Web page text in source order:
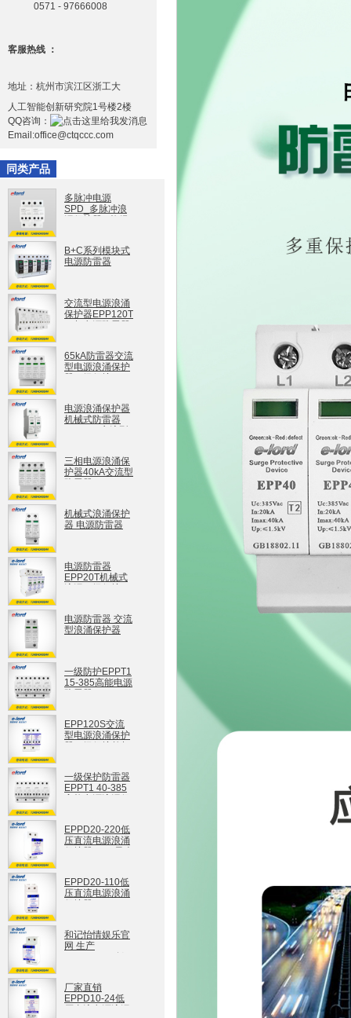
0571 - 97666008
客服热线 ：
地址：杭州市滨江区浙工大
人工智能创新研究院1号楼2楼
QQ咨询：
Email:office@ctqccc.com
同类产品
多脉冲电源
SPD_多脉冲浪
WPPM40系列
B+C系列模块式
电源防雷器
交流型电源浪涌
保护器EPP120T
65kA防雷器交流
型电源浪涌保护
电源浪涌保护器
机械式防雷器
三相电源浪涌保
护器40kA交流型
机械式浪涌保护
器 电源防雷器
电源防雷器
EPP20T机械式
电源防雷器 交流
型浪涌保护器
一级防护EPPT1
15-385高能电源
EPP120S交流
型电源浪涌保护
一级保护防雷器
EPPT1 40-385
EPPD20-220低
压直流电源浪涌
EPPD20-110低
压直流电源浪涌
和记怡情娱乐官
网 生产
EPPD10-48
厂家直销
EPPD10-24低